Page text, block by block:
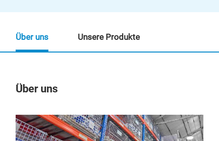
Über uns
Über uns Unsere Produkte